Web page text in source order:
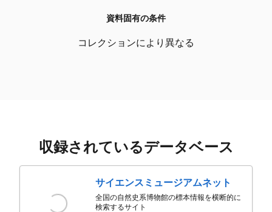
資料固有の条件
コレクションにより異なる
収録されているデータベース
サイエンスミュージアムネット
全国の自然史系博物館の標本情報を横断的に
検索するサイト